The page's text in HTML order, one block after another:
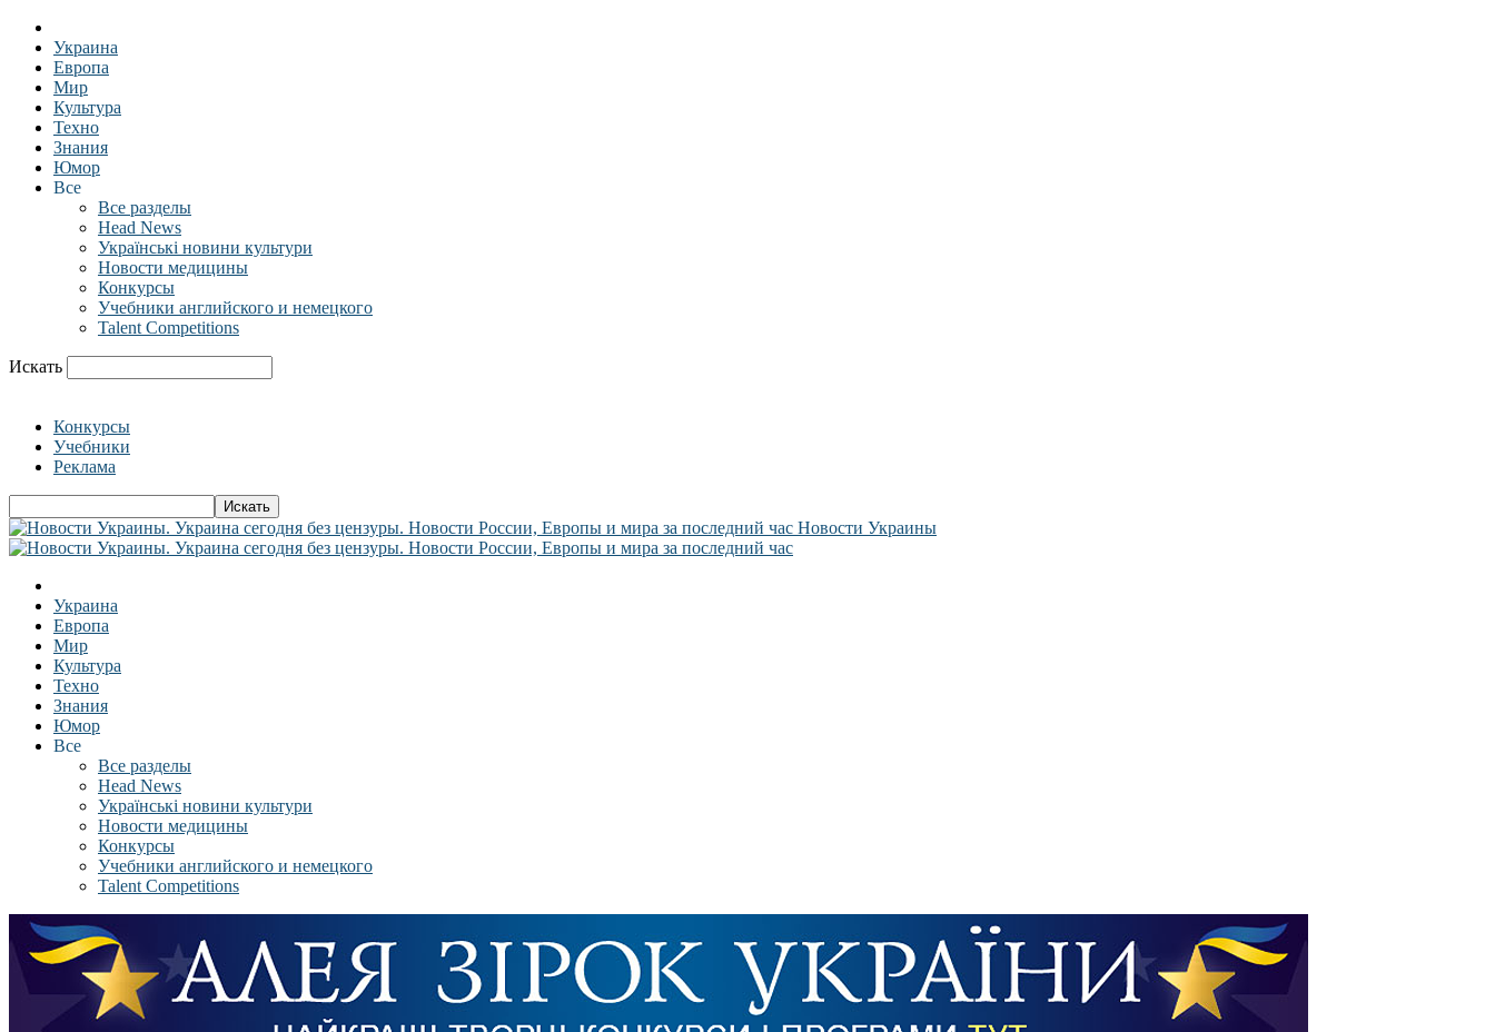
Украина
Европа
Мир
Культура
Техно
Знания
Юмор
Все
Все разделы
Head News
Українські новини культури
Новости медицины
Конкурсы
Учебники английского и немецкого
Talent Competitions
Искать
Конкурсы
Учебники
Реклама
Новости Украины
Украина
Европа
Мир
Культура
Техно
Знания
Юмор
Все
Все разделы
Head News
Українські новини культури
Новости медицины
Конкурсы
Учебники английского и немецкого
Talent Competitions